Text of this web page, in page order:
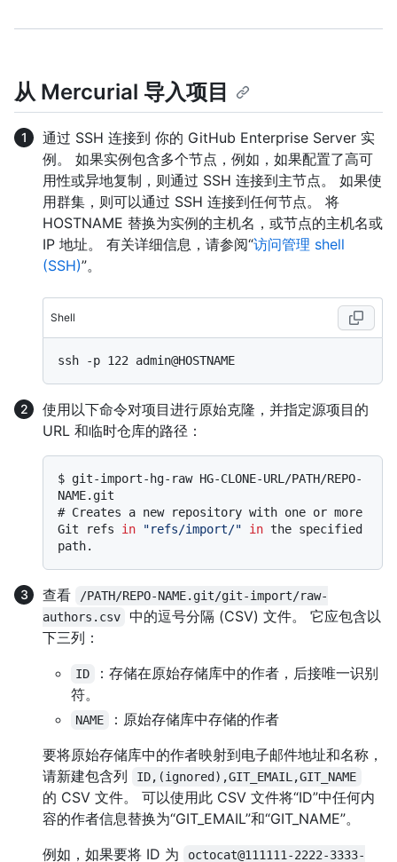
从 Mercurial 导入项目
通过 SSH 连接到 你的 GitHub Enterprise Server 实
例。 如果实例包含多个节点，例如，如果配置了高可
用性或异地复制，则通过 SSH 连接到主节点。 如果使
用群集，则可以通过 SSH 连接到任何节点。 将
HOSTNAME 替换为实例的主机名，或节点的主机名或
IP 地址。 有关详细信息，请参阅“访问管理 shell
(SSH)”。
Shell
使用以下命令对项目进行原始克隆，并指定源项目的
URL 和临时仓库的路径：
$ git-import-hg-raw HG-CLONE-URL/PATH/REPO-
NAME.git
# Creates a new repository with one or more
Git refs in "refs/import/" in the specified
path.
查看
/PATH/REPO-NAME.git/git-import/raw-
authors.csv
中的逗号分隔 (CSV) 文件。 它应包含以
下三列：
ID
：存储在原始存储库中的作者，后接唯一识别
符。
NAME
：原始存储库中存储的作者
要将原始存储库中的作者映射到电子邮件地址和名称，
请新建包含列
ID,(ignored),GIT_EMAIL,GIT_NAME
的 CSV 文件。 可以使用此 CSV 文件将“ID”中任何内
容的作者信息替换为“GIT_EMAIL”和“GIT_NAME”。
例如，如果要将 ID 为
octocat@111111-2222-3333-